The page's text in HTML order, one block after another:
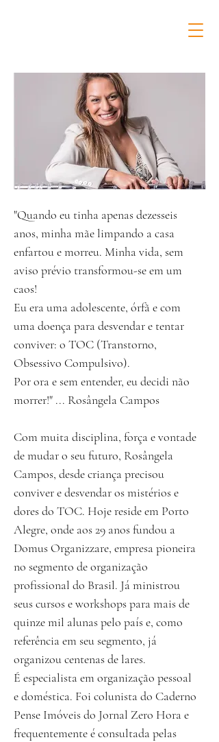
Livro Detox da Bagunça
"Quando eu tinha apenas dezesseis
anos, minha mãe limpando a casa
enfartou e morreu. Minha vida, sem
aviso prévio transformou-se em um
caos!
Eu era uma adolescente, órfã e com
uma doença para desvendar e tentar
conviver: o TOC (Transtorno,
Obsessivo Compulsivo).
Por ora e sem entender, eu decidi não
morrer!" ... Rosângela Campos
Com muita disciplina, força e vontade
de mudar o seu futuro, Rosângela
Campos, desde criança precisou
conviver e desvendar os mistérios e
dores do TOC. Hoje reside em Porto
Alegre, onde aos 29 anos fundou a
Domus Organizzare, empresa pioneira
no segmento de organização
profissional do Brasil. Já ministrou
seus cursos e workshops para mais de
quinze mil alunas pelo país e, como
referência em seu segmento, já
organizou centenas de lares.
É especialista em organização pessoal
e doméstica. Foi colunista do Caderno
Pense Imóveis do Jornal Zero Hora e
frequentemente é consultada pelas